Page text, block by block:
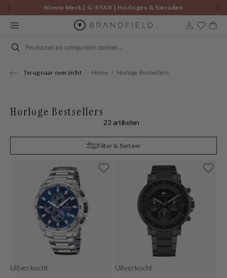
Skip to
content
Nieuw Merk | G-STAR | Horloges & Sieraden
Cart
Search
Terug naar overzicht Home Horloge Bestsellers
Horloge Bestsellers
23 artikelen
Filter & Sorteer
Uitverkocht Uitverkocht